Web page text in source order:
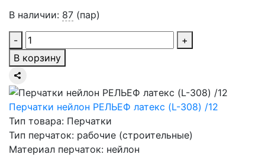
В наличии: 87 (пар)
-
+
В корзину
Перчатки нейлон РЕЛЬЕФ латекс (L-308) /12
Тип товара: Перчатки
Тип перчаток: рабочие (строительные)
Материал перчаток: нейлон